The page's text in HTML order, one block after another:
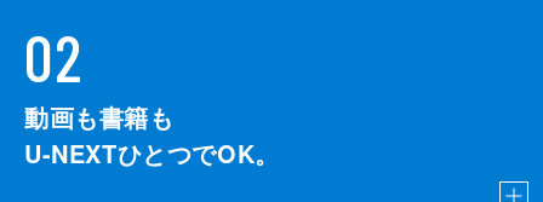
02
動画も書籍も
U-NEXTひとつでOK。